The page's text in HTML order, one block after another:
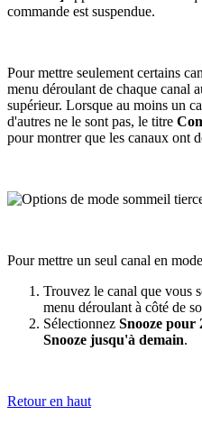
commande est suspendue.
Pour mettre seulement certains
menu déroulant de chaque canal
supérieur. Lorsque au moins un
d'autres ne le sont pas, le titre
pour montrer que les canaux ont
Pour mettre un seul canal en
Trouvez le canal que vous
menu déroulant à côté de
Sélectionnez Snooze pour
Snooze jusqu'à demain.
Retour en haut